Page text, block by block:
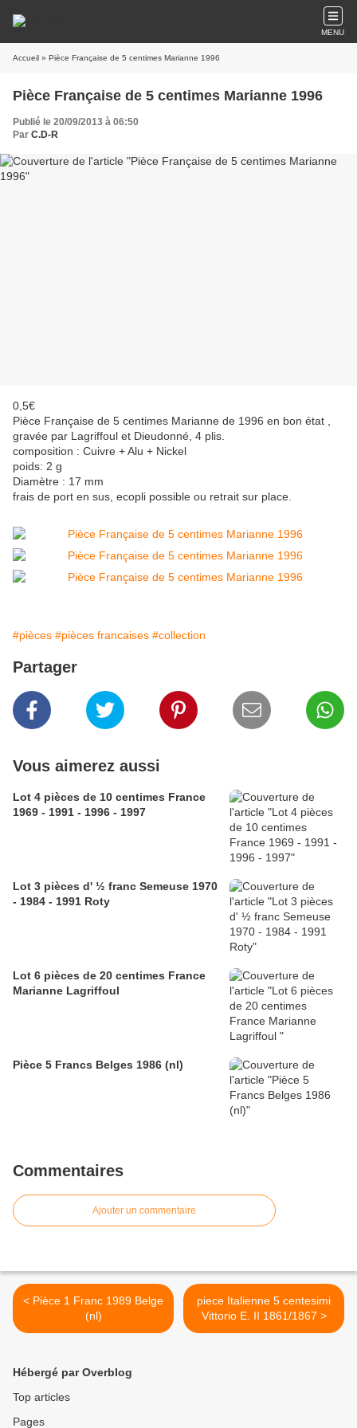
MENU
Accueil » Pièce Française de 5 centimes Marianne 1996
Pièce Française de 5 centimes Marianne 1996
Publié le 20/09/2013 à 06:50
Par C.D-R
0,5€
Pièce Française de 5 centimes Marianne de 1996 en bon état ,
gravée par Lagriffoul et Dieudonné, 4 plis.
composition : Cuivre + Alu + Nickel
poids: 2 g
Diamètre : 17 mm
frais de port en sus, ecopli possible ou retrait sur place.
#pièces #pièces francaises #collection
Partager
Vous aimerez aussi
Lot 4 pièces de 10 centimes France
1969 - 1991 - 1996 - 1997
Lot 3 pièces d' ½ franc Semeuse 1970
- 1984 - 1991 Roty
Lot 6 pièces de 20 centimes France
Marianne Lagriffoul
Pièce 5 Francs Belges 1986 (nl)
Commentaires
Ajouter un commentaire
< Pièce 1 Franc 1989 Belge
(nl)
piece Italienne 5 centesimi
Vittorio E. II 1861/1867 >
Hébergé par Overblog
Top articles
Pages